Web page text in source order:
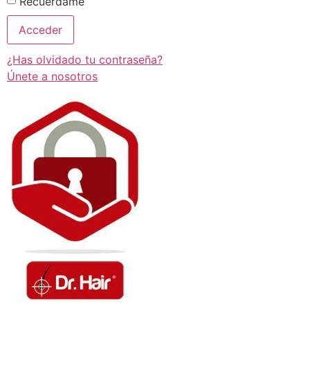
¿Has olvidado tu contraseña?
Únete a nosotros